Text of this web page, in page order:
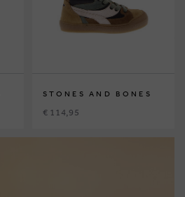
STONES AND BONES
€ 114,95